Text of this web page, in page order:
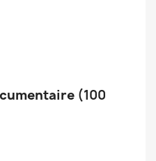
(100